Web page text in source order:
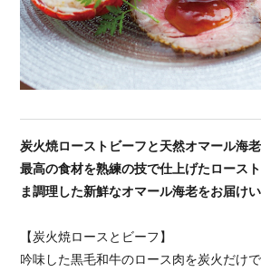
炭火焼ローストビーフと天然オマール海老
最高の食材を熟練の技で仕上げたロース
ま調理した新鮮なオマール海老をお届けい
【炭火焼ロースとビーフ】
吟味した黒毛和牛のロース肉を炭火だけで